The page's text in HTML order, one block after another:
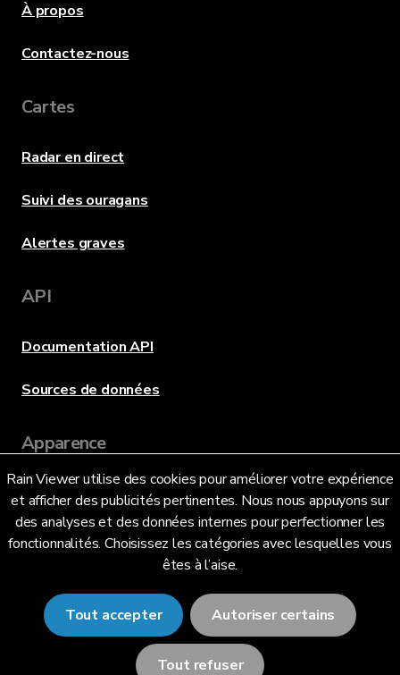
Rain Viewer utilise des cookies pour améliorer votre expérience
et afficher des publicités pertinentes. Nous nous appuyons sur
des analyses et des données internes pour perfectionner les
fonctionnalités. Choisissez les catégories avec lesquelles vous
êtes à l’aise.
Tout accepter Autoriser certains
Tout refuser
À propos
Contactez-nous
Cartes
Radar en direct
Suivi des ouragans
Alertes graves
API
Documentation API
Sources de données
Apparence
Langue